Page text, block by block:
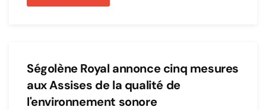
Ségolène Royal annonce cinq mesures
aux Assises de la qualité de
l'environnement sonore